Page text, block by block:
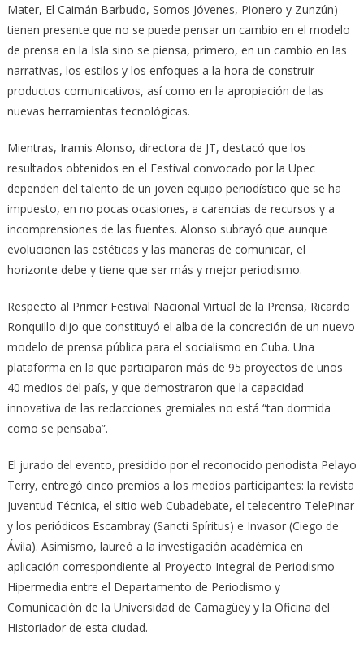
Mater, El Caimán Barbudo, Somos Jóvenes, Pionero y Zunzún)
tienen presente que no se puede pensar un cambio en el modelo
de prensa en la Isla sino se piensa, primero, en un cambio en las
narrativas, los estilos y los enfoques a la hora de construir
productos comunicativos, así como en la apropiación de las
nuevas herramientas tecnológicas.
Mientras, Iramis Alonso, directora de JT, destacó que los
resultados obtenidos en el Festival convocado por la Upec
dependen del talento de un joven equipo periodístico que se ha
impuesto, en no pocas ocasiones, a carencias de recursos y a
incomprensiones de las fuentes. Alonso subrayó que aunque
evolucionen las estéticas y las maneras de comunicar, el
horizonte debe y tiene que ser más y mejor periodismo.
Respecto al Primer Festival Nacional Virtual de la Prensa, Ricardo
Ronquillo dijo que constituyó el alba de la concreción de un nuevo
modelo de prensa pública para el socialismo en Cuba. Una
plataforma en la que participaron más de 95 proyectos de unos
40 medios del país, y que demostraron que la capacidad
innovativa de las redacciones gremiales no está “tan dormida
como se pensaba”.
El jurado del evento, presidido por el reconocido periodista Pelayo
Terry, entregó cinco premios a los medios participantes: la revista
Juventud Técnica, el sitio web Cubadebate, el telecentro TelePinar
y los periódicos Escambray (Sancti Spíritus) e Invasor (Ciego de
Ávila). Asimismo, laureó a la investigación académica en
aplicación correspondiente al Proyecto Integral de Periodismo
Hipermedia entre el Departamento de Periodismo y
Comunicación de la Universidad de Camagüey y la Oficina del
Historiador de esta ciudad.